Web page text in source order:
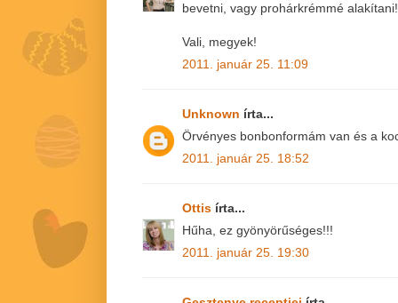
bevetni, vagy prohárkrémmé alakítani!
Vali, megyek!
2011. január 25. 11:09
Unknown írta...
Örvényes bonbonformám van és a
2011. január 25. 18:52
Ottis írta...
Hűha, ez gyönyörűséges!!!
2011. január 25. 19:30